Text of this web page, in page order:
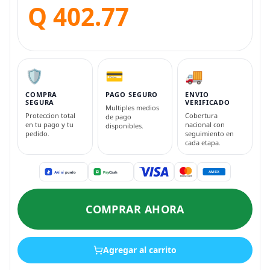
Q 402.77
🛡️
COMPRA
SEGURA
Proteccion total
en tu pago y tu
pedido.
💳
PAGO SEGURO
Multiples medios
de pago
disponibles.
🚚
ENVIO
VERIFICADO
Cobertura
nacional con
seguimiento en
cada etapa.
COMPRAR AHORA
Agregar al carrito